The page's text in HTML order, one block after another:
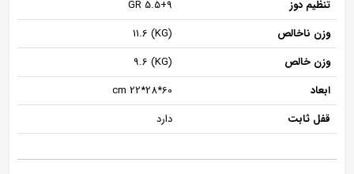
تنظیم دوز
5.5+9 GR
وزن ناخالص
(KG) 11.6
وزن خالص
(KG) 9.6
ابعاد
cm 22*28*60
قفل ثابت
دارد